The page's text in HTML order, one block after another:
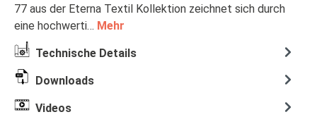
77 aus der Eterna Textil Kollektion zeichnet sich durch
eine hochwerti… Mehr
Technische Details
Downloads
Videos